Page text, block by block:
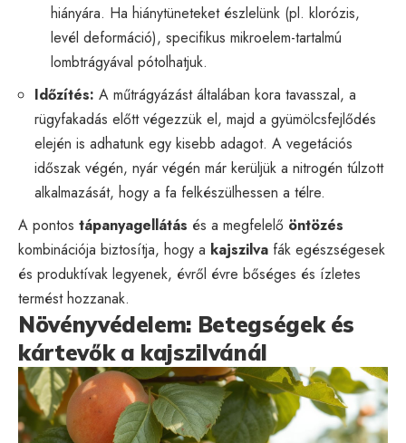
hiányára. Ha hiánytüneteket észlelünk (pl. klorózis,
levél deformáció), specifikus mikroelem-tartalmú
lombtrágyával pótolhatjuk.
Időzítés: A műtrágyázást általában kora tavasszal, a
rügyfakadás előtt végezzük el, majd a gyümölcsfejlődés
elején is adhatunk egy kisebb adagot. A vegetációs
időszak végén, nyár végén már kerüljük a nitrogén túlzott
alkalmazását, hogy a fa felkészülhessen a télre.
A pontos tápanyagellátás és a megfelelő öntözés
kombinációja biztosítja, hogy a kajszilva fák egészségesek
és produktívak legyenek, évről évre bőséges és ízletes
termést hozzanak.
Növényvédelem: Betegségek és
kártevők a kajszilvánál